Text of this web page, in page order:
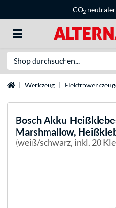
CO2
StartseiteWerkzeug
BoschAkku-
Marshmallow,
(weiß/schwarz, inkl. 20